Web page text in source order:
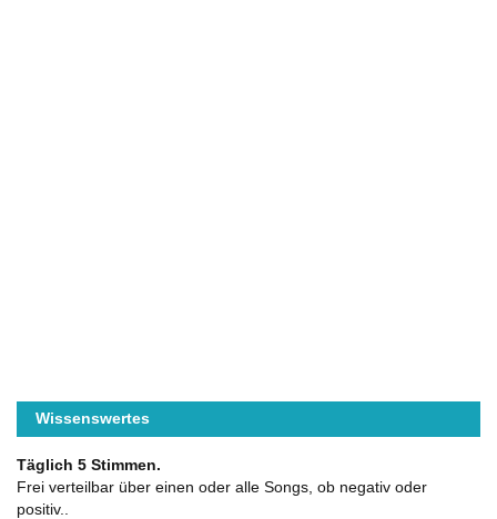
Wissenswertes
Täglich 5 Stimmen.
Frei verteilbar über einen oder alle Songs, ob negativ oder
positiv..